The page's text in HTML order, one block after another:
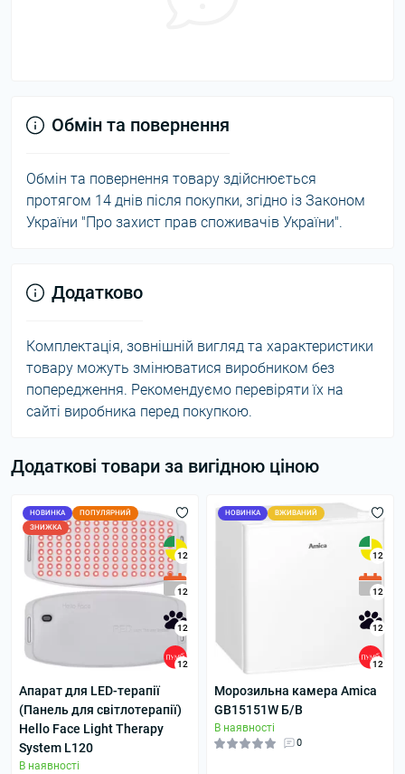
Обмін та повернення
Обмін та повернення товару здійснюється
протягом 14 днів після покупки, згідно із Законом
України "Про захист прав споживачів України".
Додатково
Комплектація, зовнішній вигляд та характеристики
товару можуть змінюватися виробником без
попередження. Рекомендуємо перевіряти їх на
сайті виробника перед покупкою.
Додаткові товари за вигідною ціною
НОВИНКА
ПОПУЛЯРНИЙ
ЗНИЖКА
12
12
12
12
Апарат для LED-терапії
(Панель для світлотерапії)
Hello Face Light Therapy
System L120
В наявності
НОВИНКА ВЖИВАНИЙ
12
12
12
12
Морозильна камера Amica
GB15151W Б/В
В наявності
0